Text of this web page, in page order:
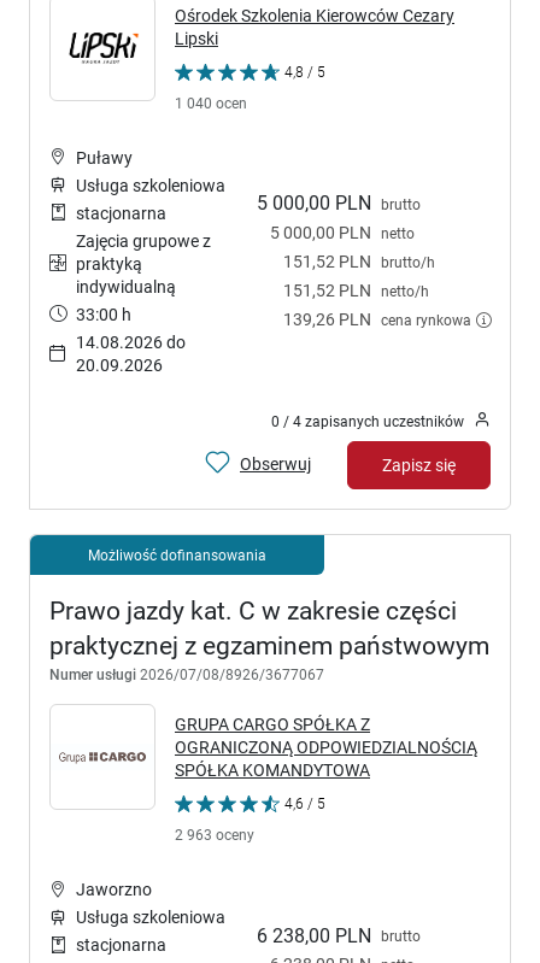
Ośrodek Szkolenia Kierowców Cezary
Lipski
4,8 / 5
1 040 ocen
5 000,00 PLN brutto
5 000,00 PLN netto
151,52 PLN brutto/h
151,52 PLN netto/h
139,26 PLN cena rynkowa
Puławy
Usługa szkoleniowa
stacjonarna
Zajęcia grupowe z
praktyką
indywidualną
33:00 h
14.08.2026 do
20.09.2026
0 / 4 zapisanych uczestników
Obserwuj Zapisz się
Możliwość dofinansowania
Prawo jazdy kat. C w zakresie części
praktycznej z egzaminem państwowym
Numer usługi 2026/07/08/8926/3677067
GRUPA CARGO SPÓŁKA Z
OGRANICZONĄ ODPOWIEDZIALNOŚCIĄ
SPÓŁKA KOMANDYTOWA
4,6 / 5
2 963 oceny
6 238,00 PLN brutto
Jaworzno
Usługa szkoleniowa
stacjonarna